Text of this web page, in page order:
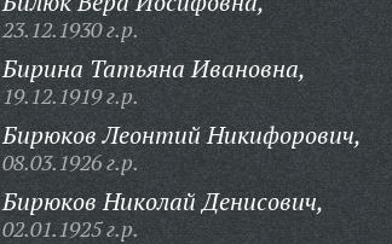
23.12.1930 г.р.
Бирина Татьяна Ивановна,
19.12.1919 г.р.
Бирюков Леонтий Никифорович,
08.03.1926 г.р.
Бирюков Николай Денисович,
02.01.1925 г.р.